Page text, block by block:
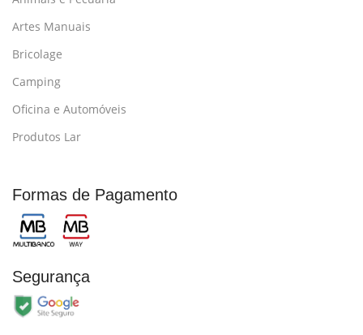
Artes Manuais
Bricolage
Camping
Oficina e Automóveis
Produtos Lar
Formas de Pagamento
Segurança